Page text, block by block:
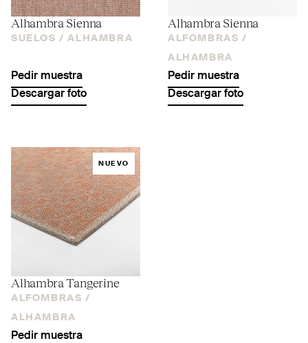
Alhambra Sienna
SUELOS / ALHAMBRA
Pedir muestra
Descargar foto
Alhambra Sienna
ALFOMBRAS /
ALHAMBRA
Pedir muestra
Descargar foto
NUEVO
Alhambra Tangerine
ALFOMBRAS /
ALHAMBRA
Pedir muestra